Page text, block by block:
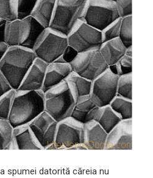
spumei datorită căreia nu